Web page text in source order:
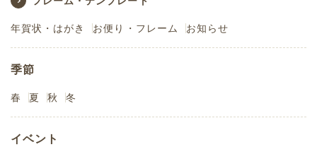
年賀状・はがき お便り・フレーム お知らせ
季節
春 夏 秋 冬
イベント